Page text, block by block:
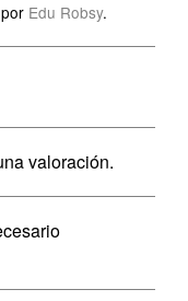
Edu Robsy.
valoración.